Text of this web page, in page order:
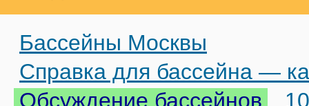
Бассейны Москвы
Справка для бассейна —
Обсуждение бассейнов